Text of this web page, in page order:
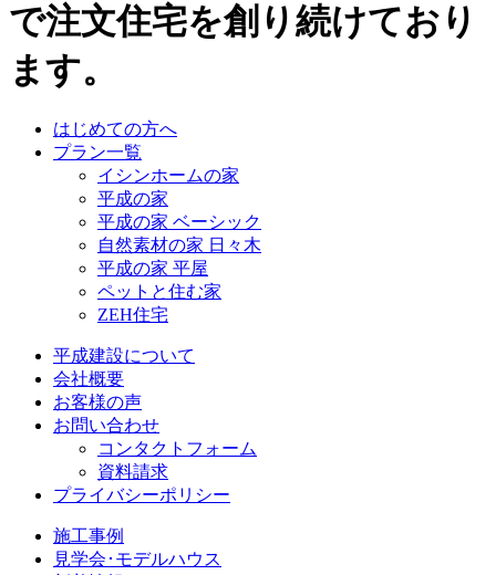
で注文住宅を創り続けており
ます。
はじめての方へ
プラン一覧
イシンホームの家
平成の家
平成の家 ベーシック
自然素材の家 日々木
平成の家 平屋
ペットと住む家
ZEH住宅
平成建設について
会社概要
お客様の声
お問い合わせ
コンタクトフォーム
資料請求
プライバシーポリシー
施工事例
見学会･モデルハウス